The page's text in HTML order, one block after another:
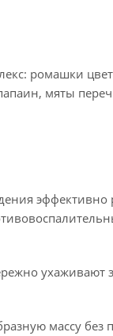
ромашки
мяты
ухаживают
массу